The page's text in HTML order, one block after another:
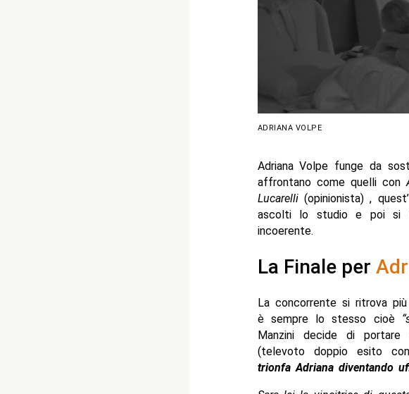
ADRIANA VOLPE
Adriana Volpe funge da
affrontano come quelli con
Lucarelli(opinionista) ,
ascolti lo studio e poi si
incoerente.
La Finale per
La concorrente si ritrova
è sempre lo stesso cioè
Manzini decide di
(televoto doppio esito
trionfa Adriana diventando